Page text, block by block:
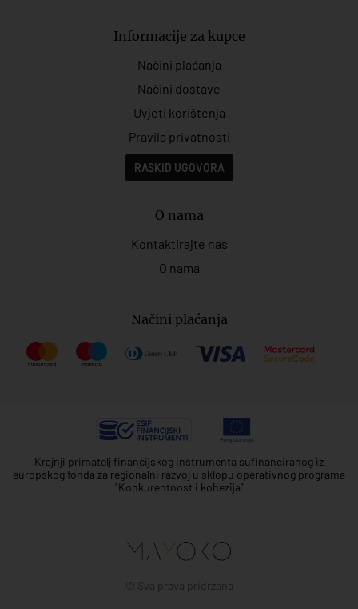
Informacije za kupce
Načini plaćanja
Načini dostave
Uvjeti korištenja
Pravila privatnosti
RASKID UGOVORA
O nama
Kontaktirajte nas
O nama
Načini plaćanja
Krajnji primatelj financijskog instrumenta sufinanciranog iz
europskog fonda za regionalni razvoj u sklopu operativnog programa
"Konkurentnost i kohezija"
© Sva prava pridržana